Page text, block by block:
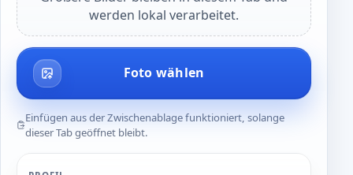
werden lokal verarbeitet.
Foto wählen
Einfügen aus der Zwischenablage funktioniert, solange
dieser Tab geöffnet bleibt.